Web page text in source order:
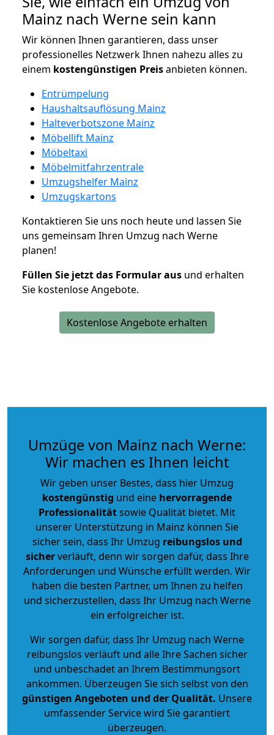
Mainz nach Werne sein kann
Wir können Ihnen garantieren, dass unser
professionelles Netzwerk Ihnen nahezu alles zu
einem kostengünstigen Preisanbieten können.
Entrümpelung
Haushaltsauflösung Mainz
Halteverbotszone Mainz
Möbellift Mainz
Möbeltaxi
Möbelmitfahrzentrale
Umzugshelfer Mainz
Umzugskartons
Kontaktieren Sie uns noch heute und lassen Sie
uns gemeinsam Ihren Umzug nach Werne
planen!
Füllen Sie jetzt das Formular aus und erhalten
Sie kostenlose Angebote.
Kostenlose Angebote erhalten
Umzüge von Mainz nach Werne:
Wir machen es Ihnen leicht
Wir geben unser Bestes, dass hier Umzug
kostengünstig und eine hervorragende
Professionalitätsowie Qualität bietet. Mit
unserer Unterstützung in Mainz können Sie
sicher sein, dass Ihr Umzug reibungslos und
sicherverläuft, denn wir sorgen dafür, dass Ihre
Anforderungen und Wünsche erfüllt werden. Wir
haben die besten Partner, um Ihnen zu helfen
und sicherzustellen, dass Ihr Umzug nach Werne
ein erfolgreicher ist.
Wir sorgen dafür, dass Ihr Umzug nach Werne
reibungslos verläuft und alle Ihre Sachen sicher
und unbeschadet an Ihrem Bestimmungsort
ankommen. Überzeugen Sie sich selbst von den
günstigen Angeboten und der Qualität. Unsere
umfassender Service wird Sie garantiert
überzeugen.